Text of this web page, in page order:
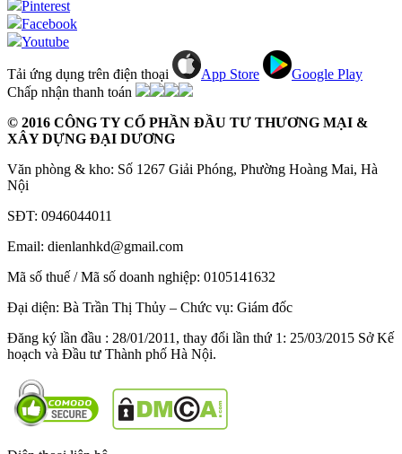
Pinterest
Facebook
Youtube
Tải ứng dụng trên điện thoại App Store
Google Play
Chấp nhận thanh toán
© 2016 CÔNG TY CỔ PHẦN ĐẦU TƯ THƯƠNG MẠI &
XÂY DỰNG ĐẠI DƯƠNG
Văn phòng & kho: Số 1267 Giải Phóng, Phường Hoàng Mai, Hà
Nội
SĐT: 0946044011
Email: dienlanhkd@gmail.com
Mã số thuế / Mã số doanh nghiệp: 0105141632
Đại diện: Bà Trần Thị Thủy – Chức vụ: Giám đốc
Đăng ký lần đầu : 28/01/2011, thay đổi lần thứ 1: 25/03/2015 Sở Kế
hoạch và Đầu tư Thành phố Hà Nội.